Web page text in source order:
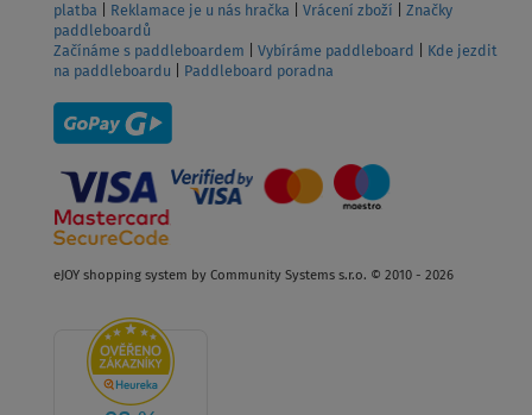
platba
Reklamace je u nás hračka Vrácení zboží
Značky
paddleboardů
Začínáme s paddleboardem
Vybíráme paddleboard
Kde jezdit
na paddleboardu
Paddleboard poradna
eJOY shopping system by Community Systems s.r.o. © 2010 - 2026